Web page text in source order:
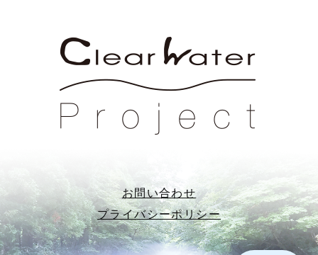
お問い合わせ
プライバシーポリシー